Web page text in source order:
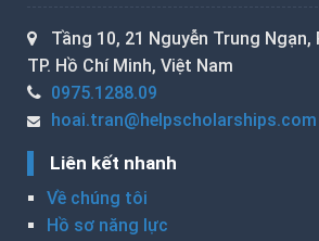
Tầng 10, 21 Nguyễn Trung Ngạn,
TP. Hồ Chí Minh, Việt Nam
0975.1288.09
hoai.tran@helpscholarships.com
Liên kết nhanh
Về chúng tôi
Hồ sơ năng lực